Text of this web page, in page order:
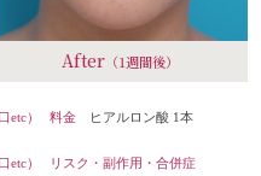
After（1週間後）
etc） 料金
ヒアルロン酸 1本
etc）
リスク・副作用・合併症